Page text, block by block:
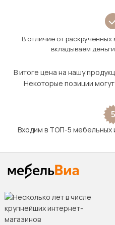
В отличие от
вкладываем
В итоге цена на нашу
Некоторые позиции
5
Входим в ТОП-5 мебельных